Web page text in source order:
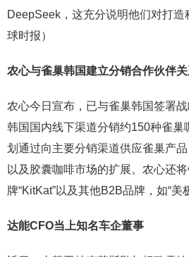
DeepSeek，这充分说明他们对打造
球时报）
农心与雀巢韩国建立分销合作伙伴
农心今日宣布，已与雀巢韩国签署
韩国国内线下渠道分销约150种雀巢
划通过向主要分销渠道供应雀巢产
以及胶囊咖啡市场的扩展。农心还
牌“KitKat”以及其他B2B品牌，如“美
达能CFO当上知名车企董事